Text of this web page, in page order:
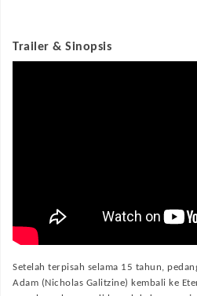
Trailer & Sinopsis
Setelah terpisah selama 15 tahun,
Adam (Nicholas Galitzine) kembali ke